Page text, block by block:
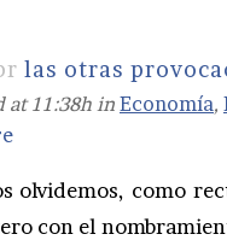
las otras
at 11:38hin Economía,
olvidemos, como
con el